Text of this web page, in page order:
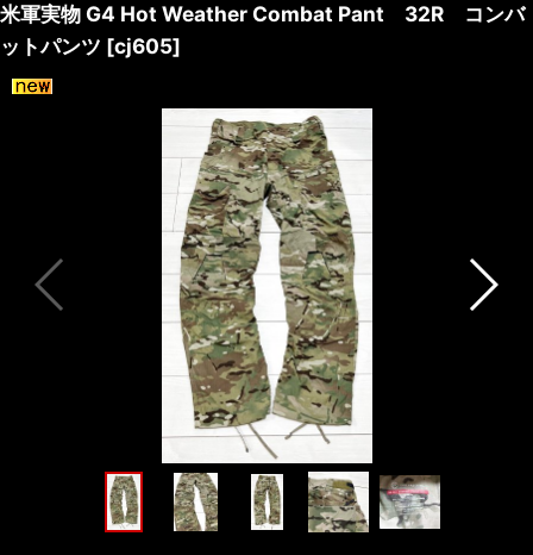
米軍実物 G4 Hot Weather Combat Pant 32R コンバ
ットパンツ [cj605]